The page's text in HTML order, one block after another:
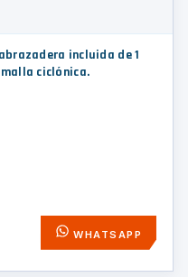
incluida de 1
malla ciclónica.
WHATSAPP